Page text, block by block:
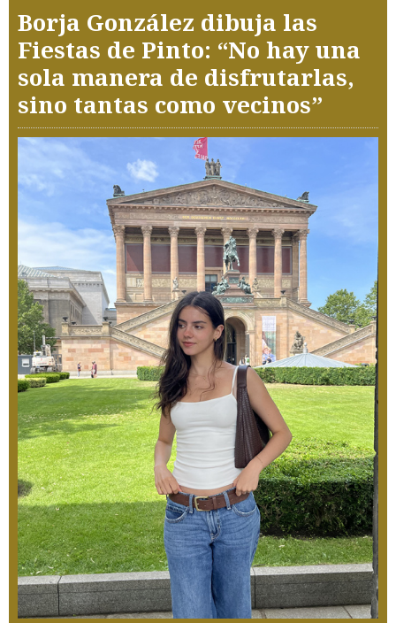
Borja González dibuja las
Fiestas de Pinto: “No hay una
sola manera de disfrutarlas,
sino tantas como vecinos”